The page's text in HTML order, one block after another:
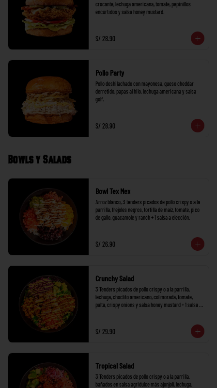
crocante, lechuga americana, tomate, pepinillos
encurtidos y salsa honey mustard.
S/ 28.90
Pollo Party
Pollo deshilachado con mayonesa, queso cheddar
derretido, papas al hilo, lechuga americana y salsa
golf.
S/ 28.90
Bowls y Salads
Bowl Tex Mex
Arroz blanco, 3 tenders picados de pollo crispy o a la
parrilla, frejoles negros, tortilla de maíz, tomate, pico
de gallo, guacamole y ranch + 1 salsa a elección.
S/ 26.90
Crunchy Salad
3 Tenders picados de pollo crispy o a la parrilla,
lechuga, choclito americano, col morada, tomate,
palta, crispy onions y salsa honey mustard + 1 salsa a
S/ 29.90
Tropical Salad
3 Tenders picados de pollo crispy o a la parrilla,
bañados en salsa agridulce más ajonjolí, lechuga,